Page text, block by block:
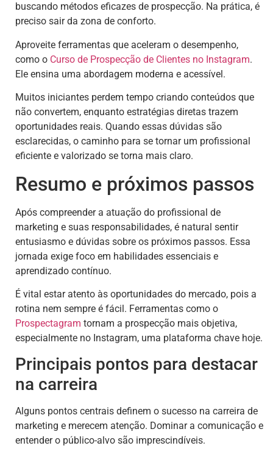
buscando métodos eficazes de prospecção. Na prática, é
preciso sair da zona de conforto.
Aproveite ferramentas que aceleram o desempenho,
como o Curso de Prospecção de Clientes no Instagram.
Ele ensina uma abordagem moderna e acessível.
Muitos iniciantes perdem tempo criando conteúdos que
não convertem, enquanto estratégias diretas trazem
oportunidades reais. Quando essas dúvidas são
esclarecidas, o caminho para se tornar um profissional
eficiente e valorizado se torna mais claro.
Resumo e próximos passos
Após compreender a atuação do profissional de
marketing e suas responsabilidades, é natural sentir
entusiasmo e dúvidas sobre os próximos passos. Essa
jornada exige foco em habilidades essenciais e
aprendizado contínuo.
É vital estar atento às oportunidades do mercado, pois a
rotina nem sempre é fácil. Ferramentas como o
Prospectagram tornam a prospecção mais objetiva,
especialmente no Instagram, uma plataforma chave hoje.
Principais pontos para destacar
na carreira
Alguns pontos centrais definem o sucesso na carreira de
marketing e merecem atenção. Dominar a comunicação e
entender o público-alvo são imprescindíveis.